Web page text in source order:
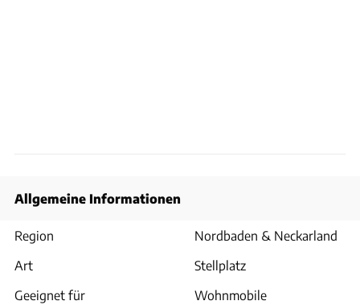
Allgemeine Informationen
Region
Nordbaden & Neckarland
Art
Stellplatz
Geeignet für
Wohnmobile